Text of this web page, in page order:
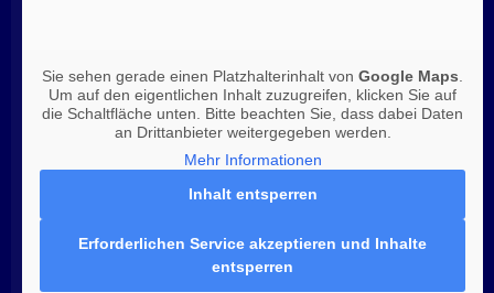
Sie sehen gerade einen Platzhalterinhalt von Google Maps
Um auf den eigentlichen Inhalt zuzugreifen, klicken Sie auf
die Schaltfläche unten. Bitte beachten Sie, dass dabei Daten
an Drittanbieter weitergegeben werden.
Mehr Informationen
Inhalt entsperren
Erforderlichen Service akzeptieren und Inhalte
entsperren